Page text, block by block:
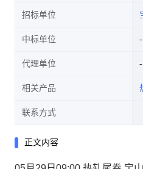
招标单位
中标单位
代理单位
相关产品
联系方式
正文内容